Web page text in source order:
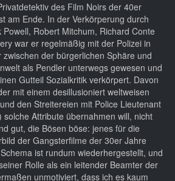
des Film Noirs der 40er
am Ende. In der Verkörperung durch
Robert Mitchum, Richard Conte
war er regelmäßig mit der Polizei in
der bürgerlichen Sphäre und
als Pendler unterwegs gewesen und
Gutteil Sozialkritik verkörpert. Davon
mit einem desillusioniert weltweisen
den Streitereien mit Police Lieutenant
solche Attribute übernahmen will, nicht
gut, die Bösen böse: jenes für die
der Gangsterfilme der 30er Jahre
ist rundum wiederhergestellt, und
Rolle als ein leitender Beamter der
unmotiviert, dass ich es kaum